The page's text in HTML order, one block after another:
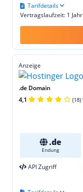
Vertragslaufzeit: 1 Jahr
Tarifdetails
Anzeige
.de Domain
4,1 (18)
.de
Endung
API Zugriff